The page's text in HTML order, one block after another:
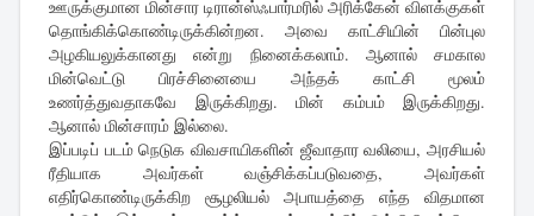
ஊருக்குமான மின்சார டிரான்ஸ்ஃபார்மரில் அரிக்கேன் விளக்குகள்
தொங்கிக்கொண்டிருக்கின்றன. அவை காட்சியின் பின்புல
அழகியலுக்கானது என்று நினைக்கலாம். ஆனால் சமகால
மின்வெட்டு பிரச்சினையை அந்தக் காட்சி மூலம்
உணர்த்துவதாகவே இருக்கிறது. மின் கம்பம் இருக்கிறது.
ஆனால் மின்சாரம் இல்லை.
இப்படிப் படம் நெடுக விவசாயிகளின் ஜீவாதார வலியை, அரசியல்
ரீதியாக அவர்கள் வஞ்சிக்கப்படுவதை, அவர்கள்
எதிர்கொண்டிருக்கிற சூழலியல் அபாயத்தை எந்த விதமான